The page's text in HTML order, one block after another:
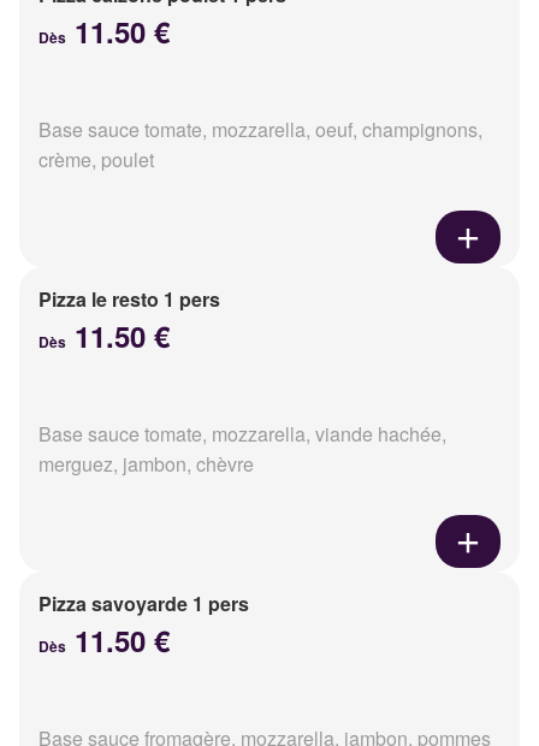
Dès 11.50 €
Base sauce tomate, mozzarella, oeuf, champignons,
crème, poulet
Pizza le resto 1 pers
Dès 11.50 €
Base sauce tomate, mozzarella, viande hachée,
merguez, jambon, chèvre
Pizza savoyarde 1 pers
Dès 11.50 €
Base sauce fromagère, mozzarella, jambon, pommes